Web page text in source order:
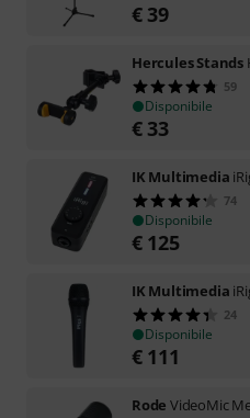
€ 39
Hercules Stands
59
Disponibile
€ 33
IK Multimedia
74
Disponibile
€ 125
IK Multimedia
24
Disponibile
€ 111
Rode VideoMic